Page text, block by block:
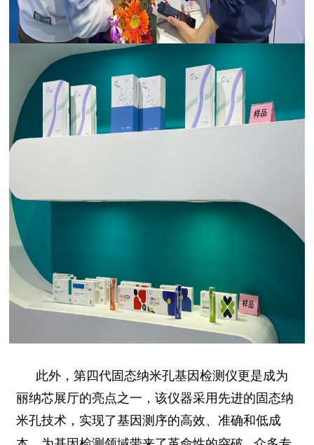
此外，第四代固态纳米孔基因检测仪更是成为
丽纳芯展厅的亮点之一，该仪器采用先进的固态纳
米孔技术，实现了基因测序的高效、准确和低成